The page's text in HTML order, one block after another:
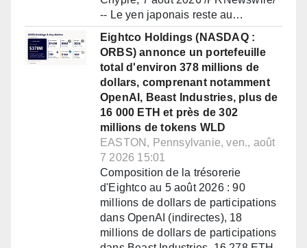
-- Le yen japonais reste au…
Eightco Holdings (NASDAQ :
ORBS) annonce un portefeuille
total d'environ 378 millions de
dollars, comprenant notamment
OpenAI, Beast Industries, plus de
16 000 ETH et près de 302
millions de tokens WLD
EASTON, Pennsylvanie, ven., août
7 2026 15:01
Composition de la trésorerie
d'Eightco au 5 août 2026 : 90
millions de dollars de participations
dans OpenAI (indirectes), 18
millions de dollars de participations